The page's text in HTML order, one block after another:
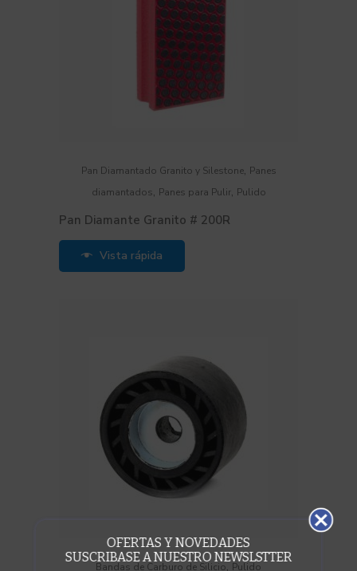
Pan Diamantado Granito y Silestone, Panes
diamantados, Panes para Pulir, Pulido
Pan Diamante Granito # 200R
Vista rápida
Bandas de Carburo de Silicio,Pulido
OFERTAS Y NOVEDADES
SUSCRIBASE A NUESTRO NEWSLSTTER